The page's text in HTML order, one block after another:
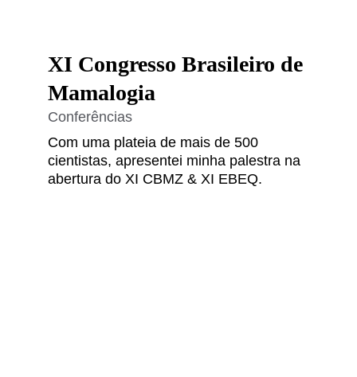
Conferências
XI Congresso Brasileiro de
Mamalogia
Com uma plateia de mais de 500
cientistas, apresentei minha palestra na
abertura do XI CBMZ & XI EBEQ.